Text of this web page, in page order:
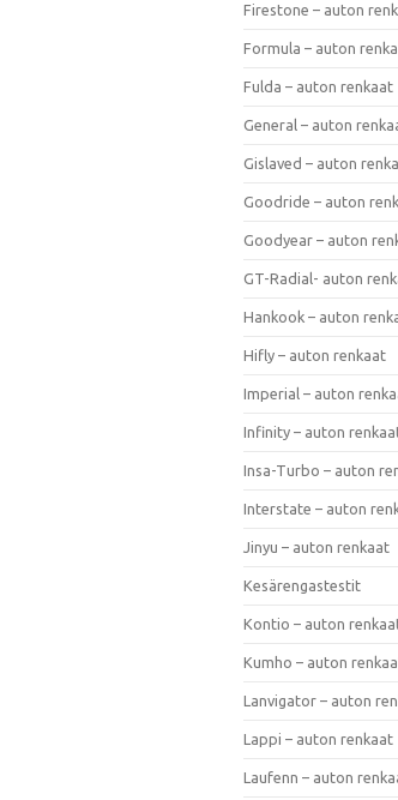
Firestone – auton
Formula – auton
Fulda – auton renkaat
General – auton
Gislaved – auton
Goodride – auton
Goodyear – auton
GT-Radial- auton
Hankook – auton
Hifly – auton renkaat
Imperial – auton
Infinity – auton
Insa-Turbo – auton
Interstate – auton
Jinyu – auton renkaat
Kesärengastestit
Kontio – auton
Kumho – auton
Lanvigator – auton
Lappi – auton renkaat
Laufenn – auton